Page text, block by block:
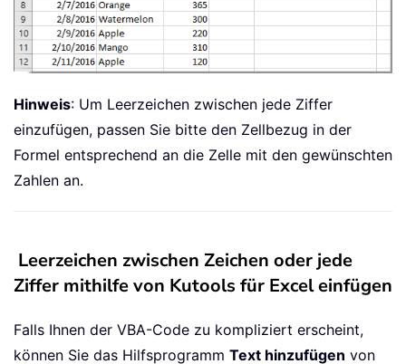
Hinweis: Um Leerzeichen zwischen jede Ziffer
einzufügen, passen Sie bitte den Zellbezug in der
Formel entsprechend an die Zelle mit den gewünschten
Zahlen an.
Leerzeichen zwischen Zeichen oder jede
Ziffer mithilfe von Kutools für Excel einfügen
Falls Ihnen der VBA-Code zu kompliziert erscheint,
können Sie das Hilfsprogramm Text hinzufügen von